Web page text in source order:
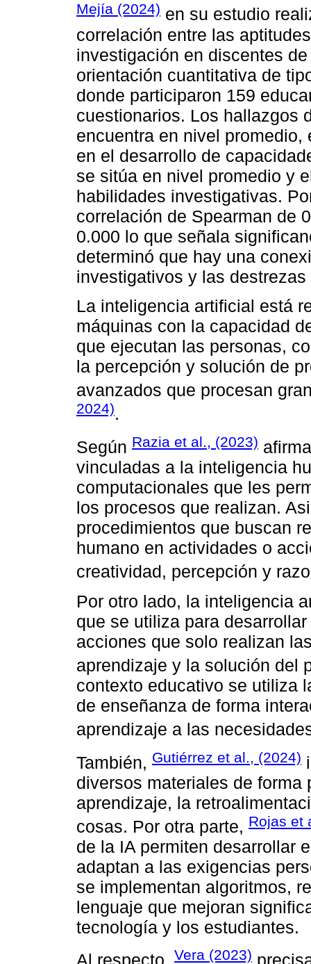
Mejía (2024) en su estudio
correlación entre las
investigación en discentes
orientación cuantitativa de
donde participaron 159
cuestionarios. Los hallazgos
encuentra en nivel
en el desarrollo de
se sitúa en nivel promedio y
habilidades investigativas.
correlación de Spearman de
0.000 lo que señala
determinó que hay una
investigativos y las
La inteligencia artificial está
máquinas con la capacidad
que ejecutan las personas,
la percepción y solución de
avanzados que procesan
2024).
Según Razia et al., (2023)
vinculadas a la inteligencia
computacionales que les
los procesos que realizan.
procedimientos que buscan
humano en actividades o
creatividad, percepción y
Por otro lado, la inteligencia
que se utiliza para
acciones que solo realizan
aprendizaje y la solución del
contexto educativo se utiliza
de enseñanza de forma
aprendizaje a las
También, Gutiérrez et al., (2024)
diversos materiales de
aprendizaje, la
cosas. Por otra parte, Rojas et
de la IA permiten desarrollar
adaptan a las exigencias
se implementan algoritmos,
lenguaje que mejoran
tecnología y los estudiantes.
Vera (2023)